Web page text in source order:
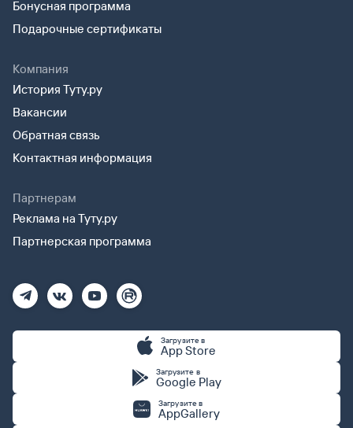
Бонусная программа
Подарочные сертификаты
Компания
История Туту.ру
Вакансии
Обратная связь
Контактная информация
Партнерам
Реклама на Туту.ру
Партнерская программа
Загрузите в
App Store
Загрузите в
Google Play
Загрузите в
AppGallery